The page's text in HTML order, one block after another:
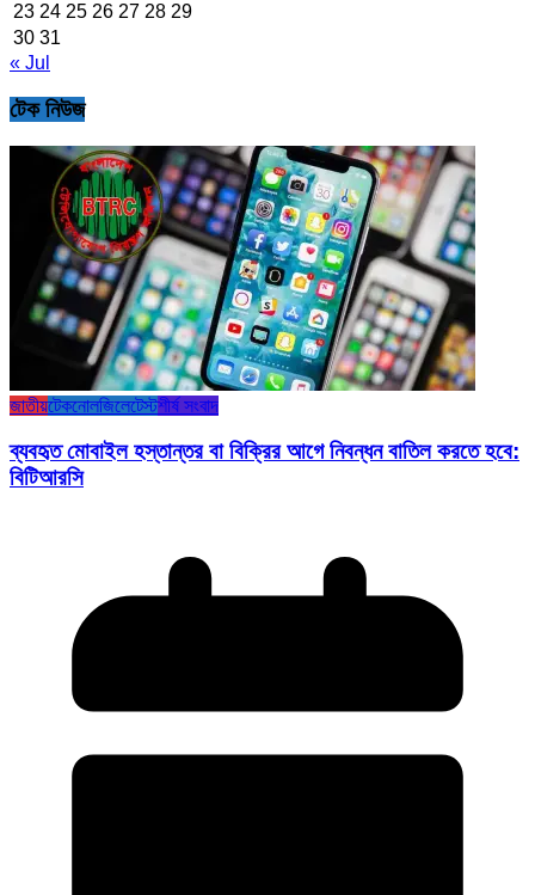
23 24 25 26 27 28 29
30 31
« Jul
টেক নিউজ
জাতীয়টেকনোলজিলেটেস্টশীর্ষ সংবাদ
ব্যবহৃত মোবাইল হস্তান্তর বা বিক্রির আগে নিবন্ধন বাতিল করতে হবে:
বিটিআরসি